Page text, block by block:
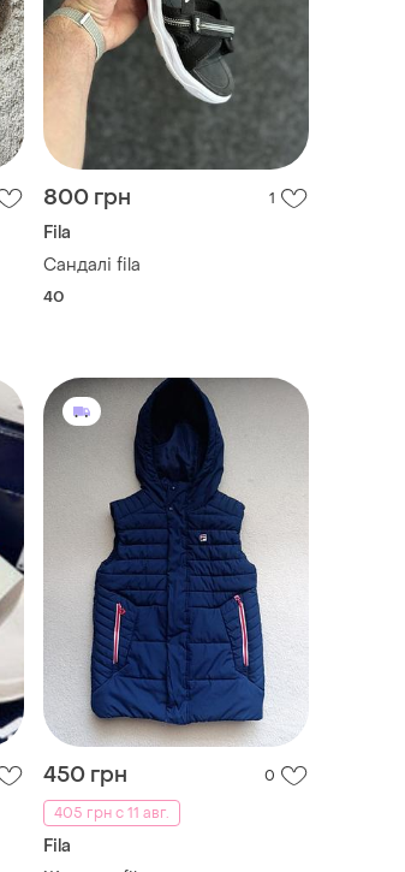
800 грн 1
Fila
Сандалі fila
40
450 грн
0
405 грн с 11 авг.
Fila